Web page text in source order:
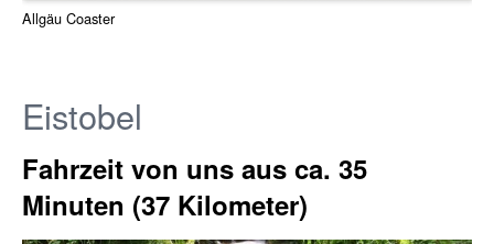
Allgäu Coaster
Eistobel
Fahrzeit von uns aus ca. 35
Minuten (37 Kilometer)